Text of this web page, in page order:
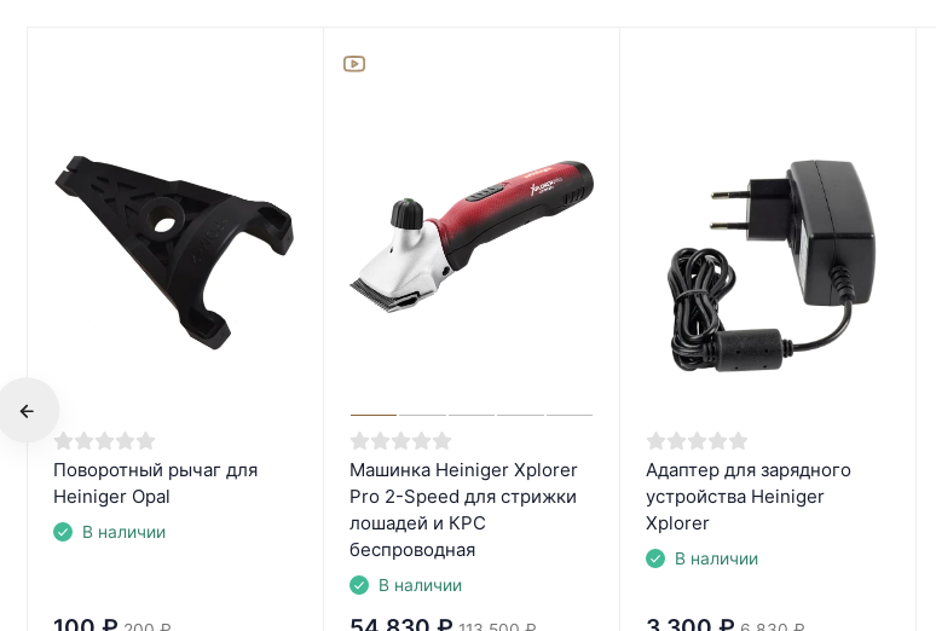
Поворотный рычаг для
Heiniger Opal
В наличии
Машинка Heiniger Xplorer
Pro 2-Speed для стрижки
лошадей и КРС
беспроводная
В наличии
Адаптер для зарядного
устройства Heiniger
Xplorer
В наличии